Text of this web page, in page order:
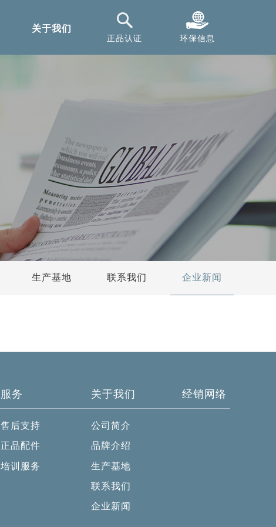
关于我们
正品认证 环保信息
生产基地 联系我们 企业新闻
服务
售后支持
正品配件
培训服务
关于我们
公司简介
品牌介绍
生产基地
联系我们
企业新闻
经销网络